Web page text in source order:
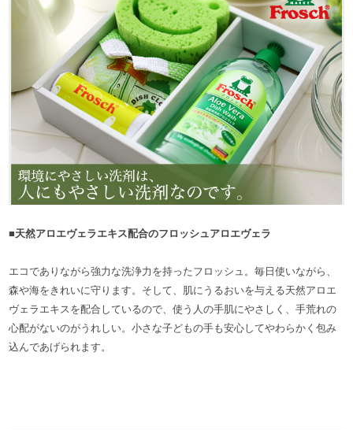
■天然アロエヴェラエキス配合のフロッシュアロエヴェラ
エコでありながら強力な洗浄力を持ったフロッシュ。毎日使いながら、
森や海をきれいに守ります。そして、肌にうるおいを与える天然アロエ
ヴェラエキスを配合しているので、使う人の手肌にやさしく、手荒れの
心配がないのがうれしい。小さな子どもの手も安心してやわらかく包み
込んであげられます。